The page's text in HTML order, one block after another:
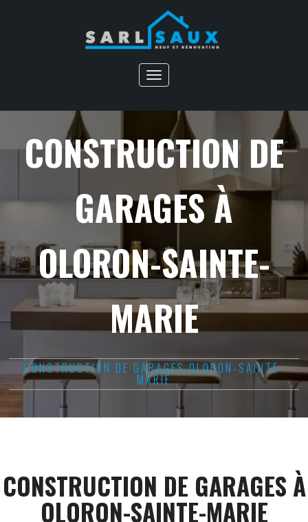
Toggle
navigation
CONSTRUCTION DE
GARAGES À
OLORON-SAINTE-
MARIE
CONSTRUCTION DE GARAGES OLORON-SAINTE-
MARIE
CONSTRUCTION DE GARAGES À
OLORON-SAINTE-MARIE